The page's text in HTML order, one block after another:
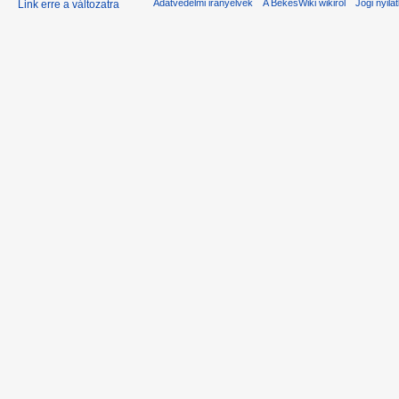
Link erre a változatra
Adatvédelmi irányelvek A BékésWiki wikiről Jogi